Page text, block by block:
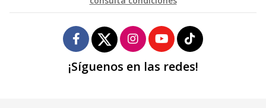
¡Síguenos en las redes!